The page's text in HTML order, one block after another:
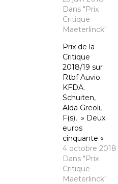
Dans "Prix
Critique
Maeterlinck"
Prix de la
Critique
2018/19 sur
Rtbf Auvio.
KFDA.
Schuiten,
Alda Greoli,
F(s), » Deux
euros
cinquante «
4 octobre 2018
Dans "Prix
Critique
Maeterlinck"